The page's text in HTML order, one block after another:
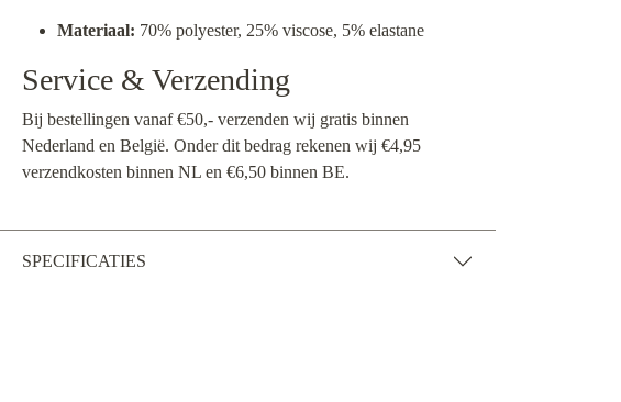
Materiaal: 70% polyester, 25% viscose, 5% elastane
Service & Verzending
Bij bestellingen vanaf €50,- verzenden wij gratis binnen
Nederland en België. Onder dit bedrag rekenen wij €4,95
verzendkosten binnen NL en €6,50 binnen BE.
SPECIFICATIES